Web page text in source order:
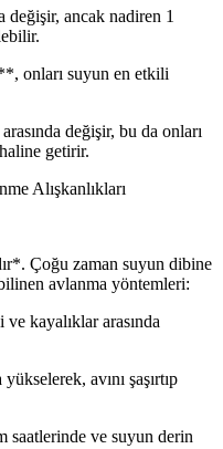
değişir, ancak nadiren 1
onları suyun en etkili
değişir, bu da onları
getirir.
Alışkanlıkları
Çoğu zaman suyun dibine
avlanma yöntemleri:
kayalıklar arasında
avını şaşırtıp
ve suyun derin